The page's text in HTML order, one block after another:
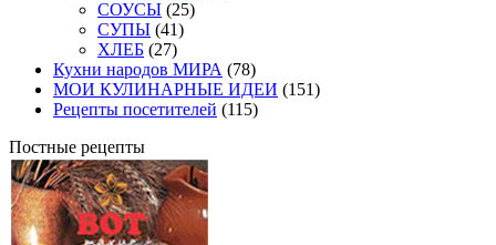
СОУСЫ (25)
СУПЫ (41)
ХЛЕБ (27)
Кухни народов МИРА (78)
МОИ КУЛИНАРНЫЕ ИДЕИ (151)
Рецепты посетителей (115)
Постные рецепты